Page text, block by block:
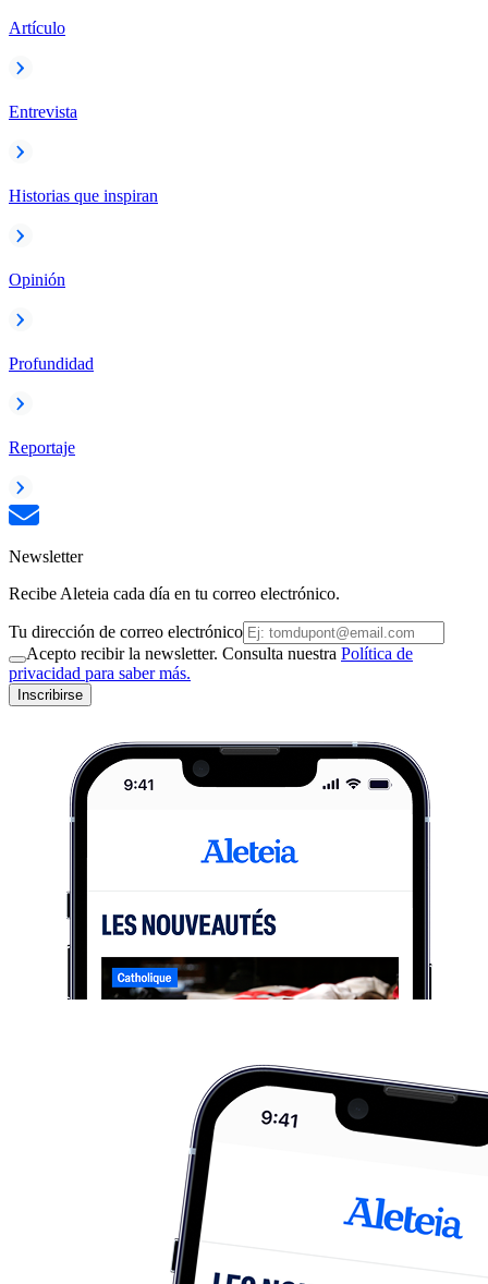
Artículo
Entrevista
Historias que inspiran
Opinión
Profundidad
Reportaje
Newsletter
Recibe Aleteia cada día en tu correo electrónico.
Tu dirección de correo electrónico
Acepto recibir la newsletter. Consulta nuestra Política de
privacidad para saber más.
Inscribirse